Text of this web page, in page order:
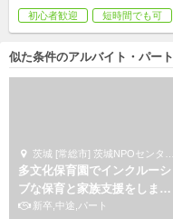
初心者歓迎 短時間でも可
似た条件のアルバイト・パート
茨城 [常総市] 茨城NPOセンターコモンズ
多文化保育園でインクルーシ
ブな保育と家族支援をしませ
んか新卒,中途,パート